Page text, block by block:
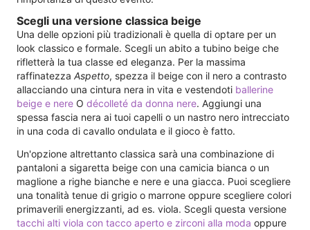
Scegli una versione classica beige
Una delle opzioni più tradizionali è quella di optare per un
look classico e formale. Scegli un abito a tubino beige che
rifletterà la tua classe ed eleganza. Per la massima
raffinatezza Aspetto, spezza il beige con il nero a contrasto
allacciando una cintura nera in vita e vestendoti ballerine
beige e nere O décolleté da donna nere. Aggiungi una
spessa fascia nera ai tuoi capelli o un nastro nero intrecciato
in una coda di cavallo ondulata e il gioco è fatto.
Un'opzione altrettanto classica sarà una combinazione di
pantaloni a sigaretta beige con una camicia bianca o un
maglione a righe bianche e nere e una giacca. Puoi scegliere
una tonalità tenue di grigio o marrone oppure scegliere colori
primaverili energizzanti, ad es. viola. Scegli questa versione
tacchi alti viola con tacco aperto e zirconi alla moda oppure